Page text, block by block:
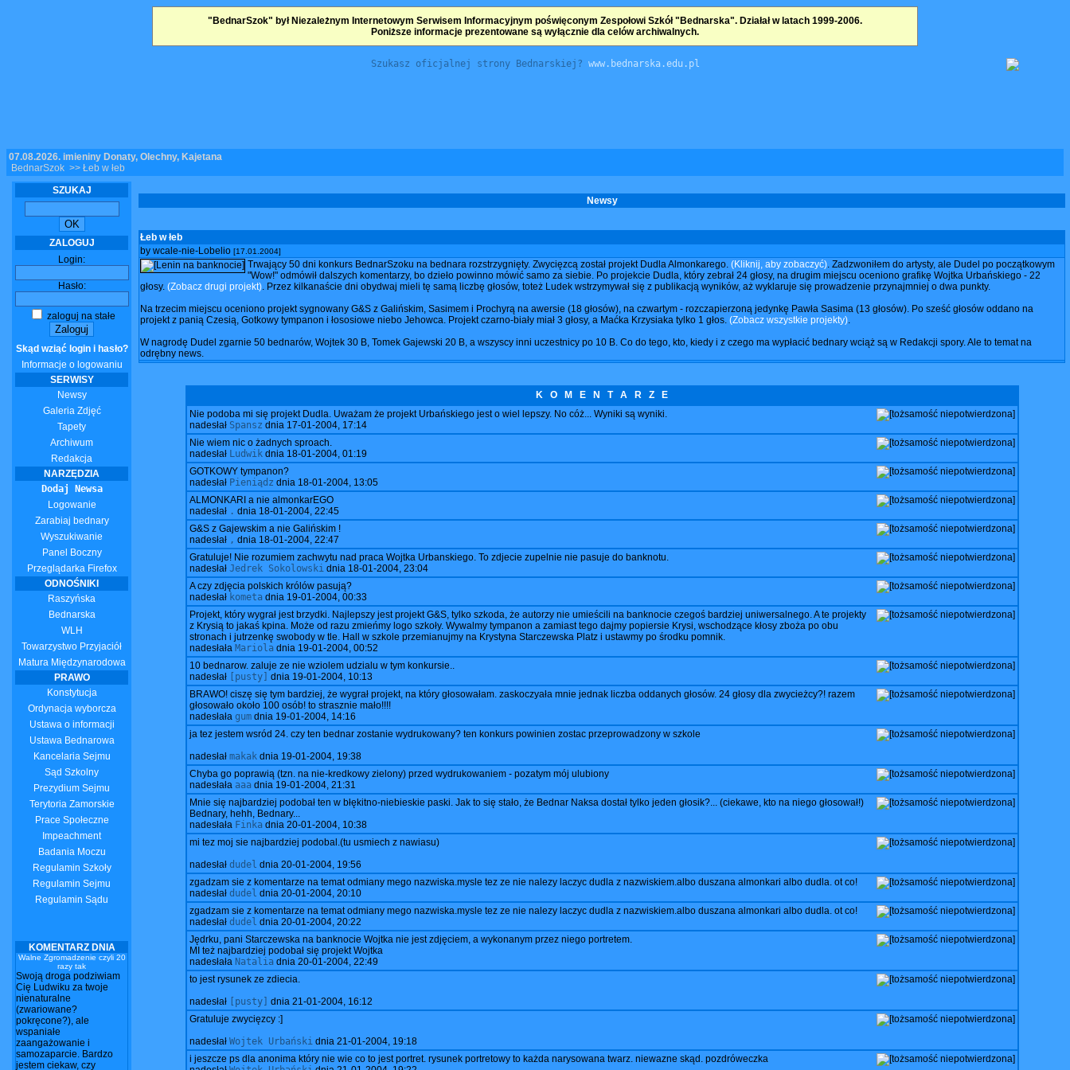
"BednarSzok" był Niezależnym Internetowym Serwisem Informacyjnym poświęconym Zespołowi Szkół "Bednarska". Działał w latach 1999-2006.
Poniższe informacje prezentowane są wyłącznie dla celów archiwalnych.
Szukasz oficjalnej strony Bednarskiej? www.bednarska.edu.pl
07.08.2026, imieniny Donaty, Olechny, Kajetana
BednarSzok >> Łeb w łeb
SZUKAJ
ZALOGUJ
Login:
Hasło:
zaloguj na stałe
Skąd wziąć login i hasło?
Informacje o logowaniu
SERWISY
Newsy
Galeria Zdjęć
Tapety
Archiwum
Redakcja
NARZĘDZIA
Dodaj Newsa
Logowanie
Zarabiaj bednary
Wyszukiwanie
Panel Boczny
Przeglądarka Firefox
ODNOŚNIKI
Raszyńska
Bednarska
WLH
Towarzystwo Przyjaciół
Matura Międzynarodowa
PRAWO
Konstytucja
Ordynacja wyborcza
Ustawa o informacji
Ustawa Bednarowa
Kancelaria Sejmu
Sąd Szkolny
Prezydium Sejmu
Terytoria Zamorskie
Prace Społeczne
Impeachment
Badania Moczu
Regulamin Szkoły
Regulamin Sejmu
Regulamin Sądu
KOMENTARZ DNIA
Walne Zgromadzenie czyli 20
razy tak
Swoją droga podziwiam
Cię Ludwiku za twoje
nienaturalne
(zwariowane?
pokręcone?), ale
wspaniałe
zaangażowanie i
samozaparcie. Bardzo
jestem ciekaw, czy
Newsy
Łeb w łeb
by wcale-nie-Lobelio [17.01.2004]
Trwający 50 dni konkurs BednarSzoku na bednara rozstrzygnięty. Zwycięzcą został projekt Dudla Almonkarego. (Kliknij, aby zobaczyć). Zadzwoniłem do artysty, ale Dudel po początkowym
"Wow!" odmówił dalszych komentarzy, bo dzieło powinno mówić samo za siebie. Po projekcie Dudla, który zebrał 24 głosy, na drugim miejscu oceniono grafikę Wojtka Urbańskiego - 22
głosy. (Zobacz drugi projekt). Przez kilkanaście dni obydwaj mieli tę samą liczbę głosów, toteż Ludek wstrzymywał się z publikacją wyników, aż wyklaruje się prowadzenie przynajmniej o dwa punkty.
Na trzecim miejscu oceniono projekt sygnowany G&S z Galińskim, Sasimem i Prochyrą na awersie (18 głosów), na czwartym - rozczapierzoną jedynkę Pawła Sasima (13 głosów). Po sześć głosów oddano na
projekt z panią Czesią, Gotkowy tympanon i łososiowe niebo Jehowca. Projekt czarno-biały miał 3 głosy, a Maćka Krzysiaka tylko 1 głos. (Zobacz wszystkie projekty).
W nagrodę Dudel zgarnie 50 bednarów, Wojtek 30 B, Tomek Gajewski 20 B, a wszyscy inni uczestnicy po 10 B. Co do tego, kto, kiedy i z czego ma wypłacić bednary wciąż są w Redakcji spory. Ale to temat na
odrębny news.
K O M E N T A R Z E
Nie podoba mi się projekt Dudla. Uważam że projekt Urbańskiego jest o wiel lepszy. No cóż... Wyniki są wyniki.
nadesłał Spansz dnia 17-01-2004, 17:14
Nie wiem nic o żadnych sproach.
nadesłał Ludwikdnia 18-01-2004, 01:19
GOTKOWY tympanon?
nadesłał Pieniądz dnia 18-01-2004, 13:05
ALMONKARI a nie almonkarEGO
nadesłał . dnia 18-01-2004, 22:45
G&S z Gajewskim a nie Galińskim !
nadesłał , dnia 18-01-2004, 22:47
Gratuluje! Nie rozumiem zachwytu nad praca Wojtka Urbanskiego. To zdjecie zupelnie nie pasuje do banknotu.
nadesłał Jedrek Sokolowskidnia 18-01-2004, 23:04
A czy zdjęcia polskich królów pasują?
nadesłał kometadnia 19-01-2004, 00:33
Projekt, który wygrał jest brzydki. Najlepszy jest projekt G&S, tylko szkoda, że autorzy nie umieścili na banknocie czegoś bardziej uniwersalnego. A te projekty
z Krysią to jakaś kpina. Może od razu zmieńmy logo szkoły. Wywalmy tympanon a zamiast tego dajmy popiersie Krysi, wschodzące kłosy zboża po obu
stronach i jutrzenkę swobody w tle. Hall w szkole przemianujmy na Krystyna Starczewska Platz i ustawmy po środku pomnik.
nadesłała Marioladnia 19-01-2004, 00:52
10 bednarow. zaluje ze nie wziolem udzialu w tym konkursie..
nadesłał
[pusty] dnia 19-01-2004, 10:13
BRAWO! ciszę się tym bardziej, że wygrał projekt, na który głosowałam. zaskoczyała mnie jednak liczba oddanych głosów. 24 głosy dla zwycieżcy?! razem
głosowało około 100 osób! to strasznie mało!!!!
nadesłała gumdnia 19-01-2004, 14:16
ja tez jestem wsród 24. czy ten bednar zostanie wydrukowany? ten konkurs powinien zostac przeprowadzony w szkole
nadesłał makakdnia 19-01-2004, 19:38
Chyba go poprawią (tzn. na nie-kredkowy zielony) przed wydrukowaniem - pozatym mój ulubiony
nadesłała aaadnia 19-01-2004, 21:31
Mnie się najbardziej podobał ten w błękitno-niebieskie paski. Jak to się stało, że Bednar Naksa dostał tylko jeden głosik?... (ciekawe, kto na niego głosował!)
Bednary, hehh, Bednary...
nadesłała Finkadnia 20-01-2004, 10:38
mi tez moj sie najbardziej podobal.(tu usmiech z nawiasu)
nadesłał dudel dnia 20-01-2004, 19:56
zgadzam sie z komentarze na temat odmiany mego nazwiska.mysle tez ze nie nalezy laczyc dudla z nazwiskiem.albo duszana almonkari albo dudla. ot co!
nadesłał dudel dnia 20-01-2004, 20:10
zgadzam sie z komentarze na temat odmiany mego nazwiska.mysle tez ze nie nalezy laczyc dudla z nazwiskiem.albo duszana almonkari albo dudla. ot co!
nadesłał dudel dnia 20-01-2004, 20:22
Jędrku, pani Starczewska na banknocie Wojtka nie jest zdjęciem, a wykonanym przez niego portretem.
MI też najbardziej podobał się projekt Wojtka
nadesłała Nataliadnia 20-01-2004, 22:49
to jest rysunek ze zdiecia.
nadesłał
[pusty] dnia 21-01-2004, 16:12
Gratuluje zwycięzcy :]
nadesłał Wojtek Urbańskidnia 21-01-2004, 19:18
i jeszcze ps dla anonima który nie wie co to jest portret. rysunek portretowy to każda narysowana twarz. niewazne skąd. pozdróweczka